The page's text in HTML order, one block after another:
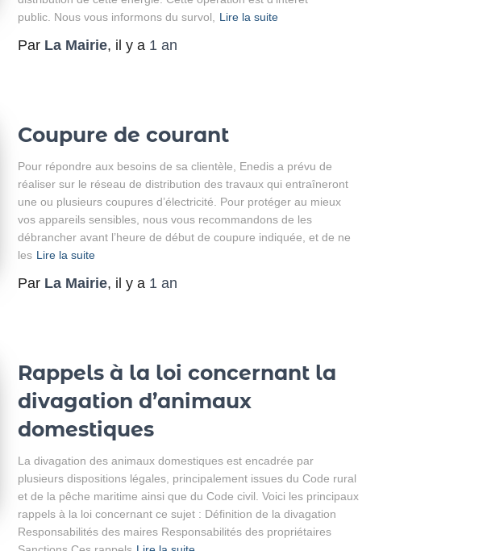
public. Nous vous informons du survol,
Lire la suite
Par La Mairie, il y a 1 an
Coupure de courant
Pour répondre aux besoins de sa clientèle, Enedis a prévu de
réaliser sur le réseau de distribution des travaux qui entraîneront
une ou plusieurs coupures d’électricité. Pour protéger au mieux
vos appareils sensibles, nous vous recommandons de les
débrancher avant l’heure de début de coupure indiquée, et de ne
les Lire la suite
Par La Mairie, il y a 1 an
Rappels à la loi concernant la
divagation d’animaux
domestiques
La divagation des animaux domestiques est encadrée par
plusieurs dispositions légales, principalement issues du Code rural
et de la pêche maritime ainsi que du Code civil. Voici les principaux
rappels à la loi concernant ce sujet : Définition de la divagation
Responsabilités des maires Responsabilités des propriétaires